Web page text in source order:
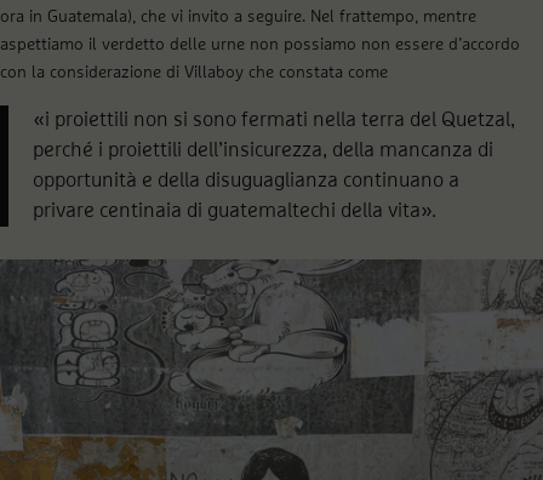
ora in Guatemala), che vi invito a seguire. Nel frattempo, mentre
aspettiamo il verdetto delle urne non possiamo non essere d’accordo
con la considerazione di Villaboy che constata come
«i proiettili non si sono fermati nella terra del Quetzal,
perché i proiettili dell’insicurezza, della mancanza di
opportunità e della disuguaglianza continuano a
privare centinaia di guatemaltechi della vita».